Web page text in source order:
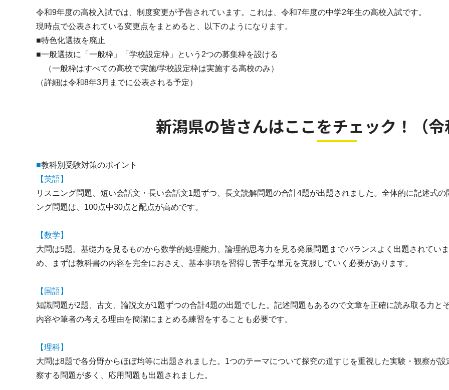
令和9年度の高校入試では、制度変更が予告されています。これは、令和7年度の中学2年生の高校入試です。
現時点で公表されている変更点をまとめると、以下のようになります。
■特色化選抜を廃止
■一般選抜に「一般枠」「学校設定枠」という2つの募集枠を設ける
（一般枠はすべての高校で実施/学校設定枠は実施する高校のみ）
（詳細は令和8年3月までに公表される予定）
新潟県の皆さんはここをチェック！（
■教科別受験対策のポイント
【英語】
リスニング問題、短い会話文・長い会話文1題ずつ、長文読解問題の合計4題が出題されました。全体的に記述式
ング問題は、100点中30点と配点が高めです。
【数学】
大問は5題。基礎力を見るものから数学的処理能力、論理的思考力を見る発展問題までバランスよく出題されてい
め、まずは教科書の内容を完全におさえ、基本事項を習得し苦手な単元を克服していく必要があります。
【国語】
知識問題が2題、古文、論説文が1題ずつの合計4題の出題でした。記述問題もあるので文章を正確に読み取る力と
内容や筆者の考える理由を簡潔にまとめる練習をすることも必要です。
【理科】
大問は8題で各分野からほぼ均等に出題されました。1つのテーマについて探究の道すじを重視した実験・観察が
察する問題が多く、応用問題も出題されました。